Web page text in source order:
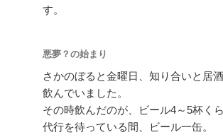
す。
悪夢？の始まり
さかのぼると金曜日、知り合いと居
飲んでいました。
その時飲んだのが、ビール4～5杯く
代行を待っている間、ビール一缶。